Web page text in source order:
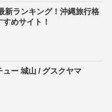
新ランキング！沖縄旅行格
めサイト！
ュー 城山 / グスクヤマ